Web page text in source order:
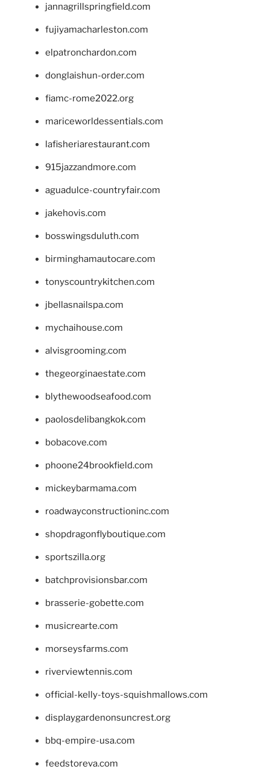
jannagrillspringfield.com
fujiyamacharleston.com
elpatronchardon.com
donglaishun-order.com
fiamc-rome2022.org
mariceworldessentials.com
lafisheriarestaurant.com
915jazzandmore.com
aguadulce-countryfair.com
jakehovis.com
bosswingsduluth.com
birminghamautocare.com
tonyscountrykitchen.com
jbellasnailspa.com
mychaihouse.com
alvisgrooming.com
thegeorginaestate.com
blythewoodseafood.com
paolosdelibangkok.com
bobacove.com
phoone24brookfield.com
mickeybarmama.com
roadwayconstructioninc.com
shopdragonflyboutique.com
sportszilla.org
batchprovisionsbar.com
brasserie-gobette.com
musicrearte.com
morseysfarms.com
riverviewtennis.com
official-kelly-toys-squishmallows.com
displaygardenonsuncrest.org
bbq-empire-usa.com
feedstoreva.com